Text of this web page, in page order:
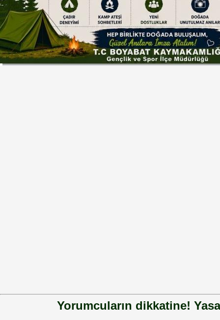
Yorumcuların dikkatine!